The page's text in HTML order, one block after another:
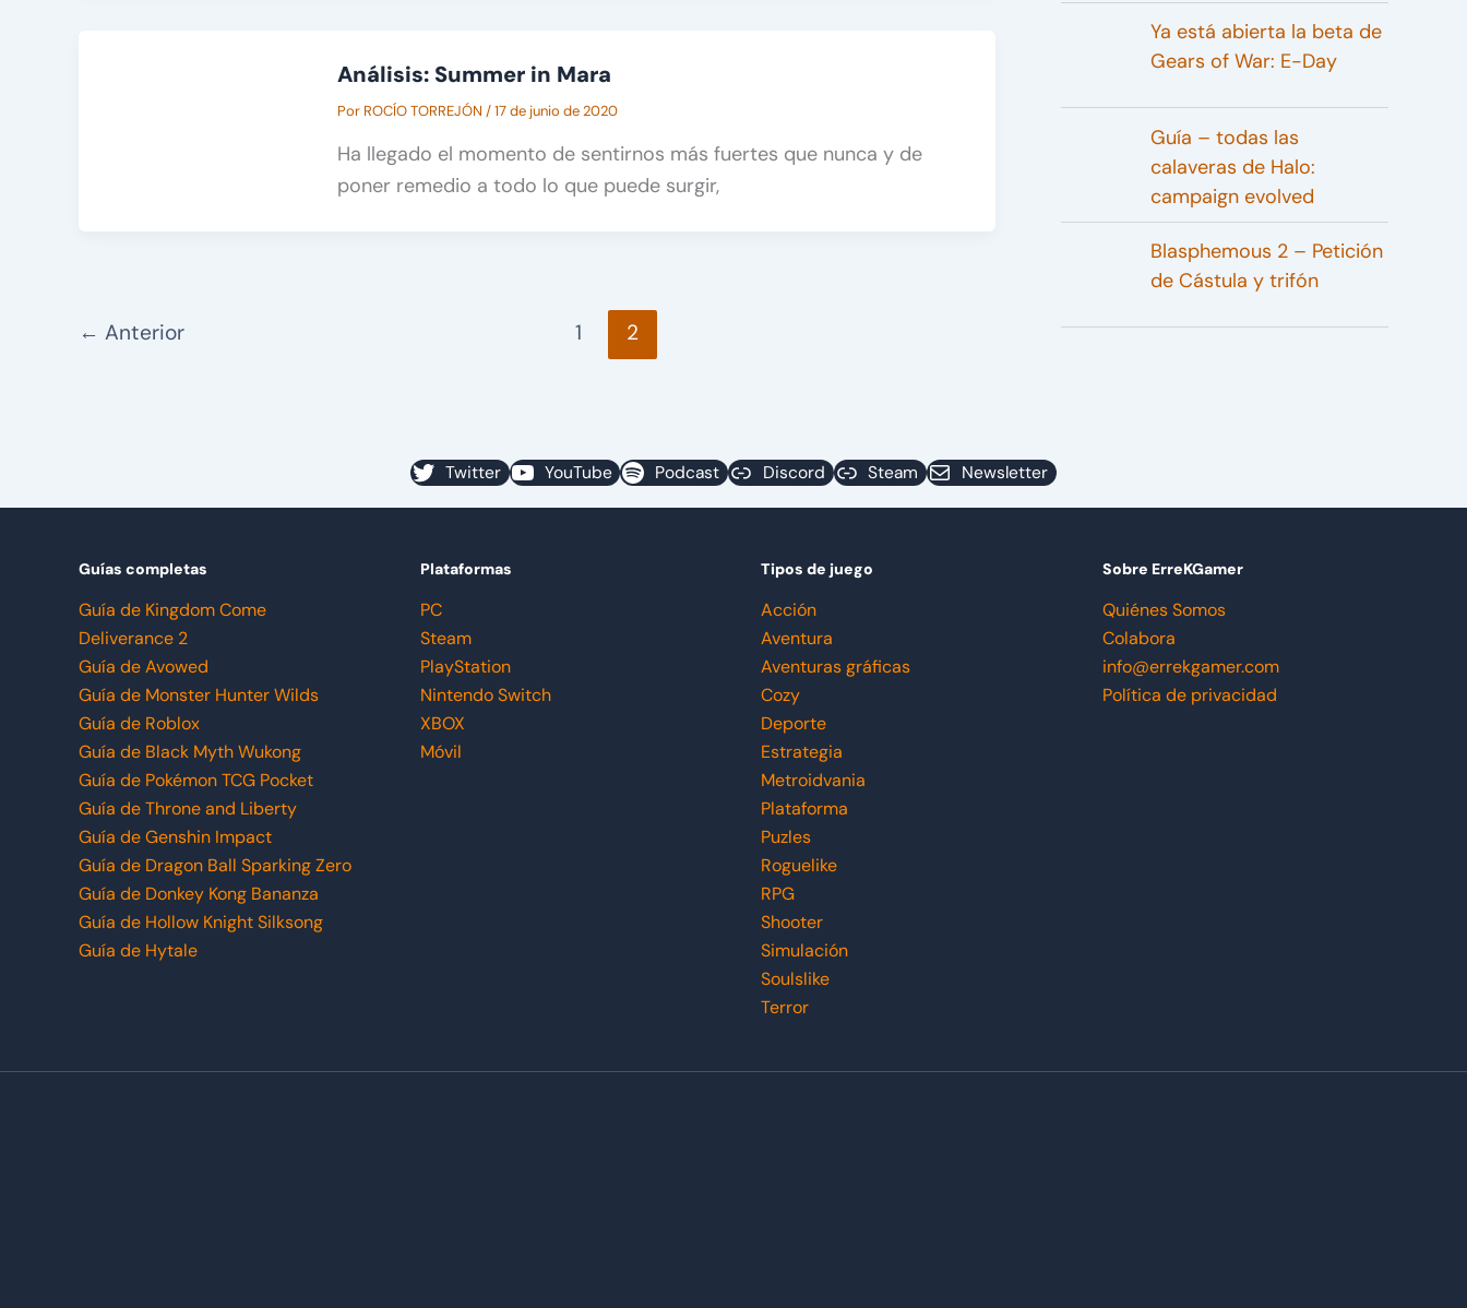
Análisis: Summer in Mara
Por ROCÍO TORREJÓN /17 de junio de 2020
Ha llegado el momento de sentirnos más fuertes que nunca y de
poner remedio a todo lo que puede surgir,
← Anterior 1 2
Ya está abierta la beta de
Gears of War: E-Day
Guía – todas las
calaveras de Halo:
campaign evolved
Blasphemous 2 – Petición
de Cástula y trifón
Twitter YouTube Podcast Discord Steam Newsletter
Guías completas
Guía de Kingdom Come
Deliverance 2
Guía de Avowed
Guía de Monster Hunter Wilds
Guía de Roblox
Guía de Black Myth Wukong
Guía de Pokémon TCG Pocket
Guía de Throne and Liberty
Guía de Genshin Impact
Guía de Dragon Ball Sparking Zero
Guía de Donkey Kong Bananza
Guía de Hollow Knight Silksong
Guía de Hytale
Plataformas
PC
Steam
PlayStation
Nintendo Switch
XBOX
Móvil
Tipos de juego
Acción
Aventura
Aventuras gráficas
Cozy
Deporte
Estrategia
Metroidvania
Plataforma
Puzles
Roguelike
RPG
Shooter
Simulación
Soulslike
Terror
Sobre ErreKGamer
Quiénes Somos
Colabora
info@errekgamer.com
Política de privacidad